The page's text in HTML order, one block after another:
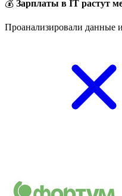
💰 Зарплаты в IT растут
Проанализировали данные